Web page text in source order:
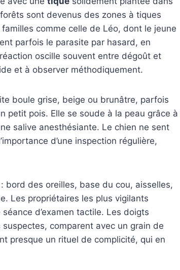
sont devenus des zones à tiques
comme celle de Léo, dont le jeune
parfois le parasite par hasard, en
oscille souvent entre dégoût et
et à observer méthodiquement.
boule grise, beige ou brunâtre, parfois
petit pois. Elle se soude à la peau grâce à
salive anesthésiante. Le chien ne sent
d’une inspection régulière,
bord des oreilles, base du cou, aisselles,
Les propriétaires les plus vigilants
d’examen tactile. Les doigts
comparent avec un grain de
presque un rituel de complicité, qui en